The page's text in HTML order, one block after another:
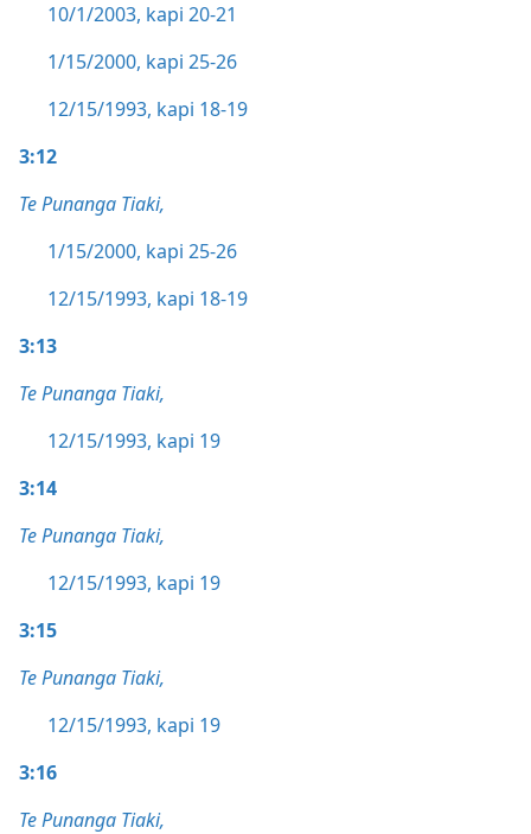
10/1/2003, kapi 20-21
1/15/2000, kapi 25-26
12/15/1993, kapi 18-19
3:12
Te Punanga Tiaki,
1/15/2000, kapi 25-26
12/15/1993, kapi 18-19
3:13
Te Punanga Tiaki,
12/15/1993, kapi 19
3:14
Te Punanga Tiaki,
12/15/1993, kapi 19
3:15
Te Punanga Tiaki,
12/15/1993, kapi 19
3:16
Te Punanga Tiaki,